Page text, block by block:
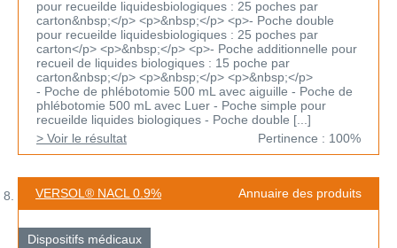
pour recueilde liquidesbiologiques : 25 poches par
carton&nbsp;</p> <p>&nbsp;</p> <p>- Poche double
pour recueilde liquidesbiologiques : 25 poches par
carton</p> <p>&nbsp;</p> <p>- Poche additionnelle pour
recueil de liquides biologiques : 15 poche par
carton&nbsp;</p> <p>&nbsp;</p> <p>&nbsp;</p>
- Poche de phlébotomie 500 mL avec aiguille - Poche de
phlébotomie 500 mL avec Luer - Poche simple pour
recueilde liquides biologiques - Poche double [...]
> Voir le résultat
Pertinence : 100%
VERSOL® NACL 0.9% Annuaire des produits
Dispositifs médicaux